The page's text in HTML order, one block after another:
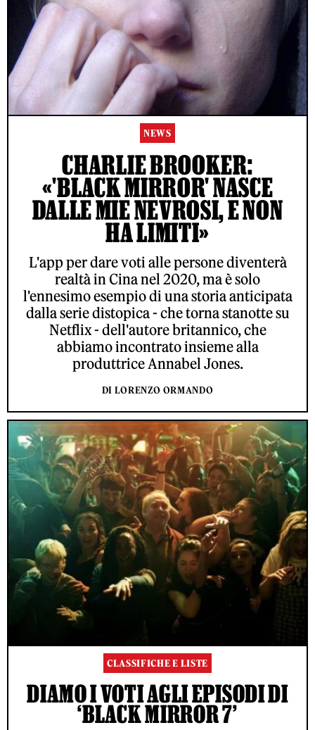
NEWS
CHARLIE BROOKER:
«'BLACK MIRROR' NASCE
DALLE MIE NEVROSI, E NON
HA LIMITI»
L'app per dare voti alle persone diventerà
realtà in Cina nel 2020, ma è solo
l'ennesimo esempio di una storia anticipata
dalla serie distopica - che torna stanotte su
Netflix - dell'autore britannico, che
abbiamo incontrato insieme alla
produttrice Annabel Jones.
DI LORENZO ORMANDO
CLASSIFICHE E LISTE
DIAMO I VOTI AGLI EPISODI DI
‘BLACK MIRROR 7’